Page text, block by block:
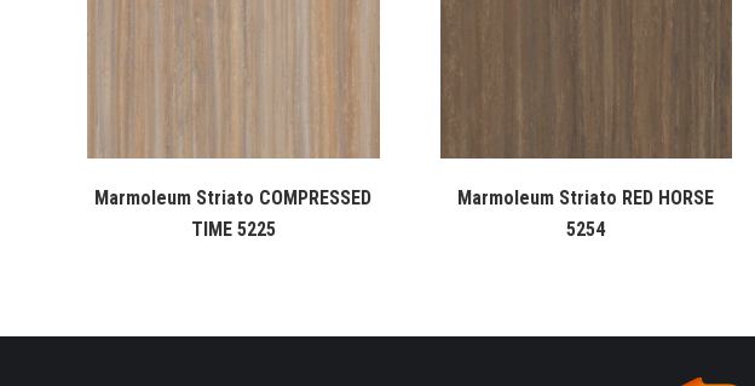
Marmoleum Striato COMPRESSED
TIME 5225
Marmoleum Striato RED HORSE
5254